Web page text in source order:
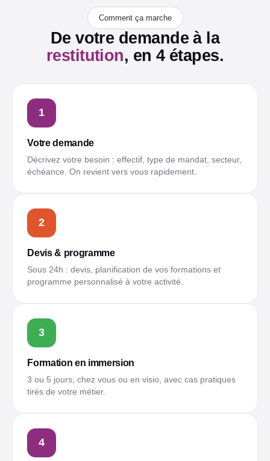
Comment ça marche
De votre demande à la
restitution, en 4 étapes.
1
Votre demande
Décrivez votre besoin : effectif, type de mandat, secteur,
échéance. On revient vers vous rapidement.
2
Devis & programme
Sous 24h : devis, planification de vos formations et
programme personnalisé à votre activité.
3
Formation en immersion
3 ou 5 jours, chez vous ou en visio, avec cas pratiques
tirés de votre métier.
4